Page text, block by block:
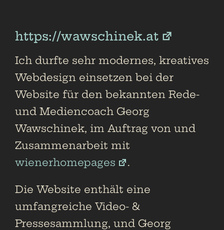
https://wawschinek.at
Ich durfte sehr modernes, kreatives
Webdesign einsetzen bei der
Website für den bekannten Rede-
und Mediencoach Georg
Wawschinek, im Auftrag von und
Zusammenarbeit mit
wienerhomepages
.
Die Website enthält eine
umfangreiche Video- &
Pressesammlung, und Georg